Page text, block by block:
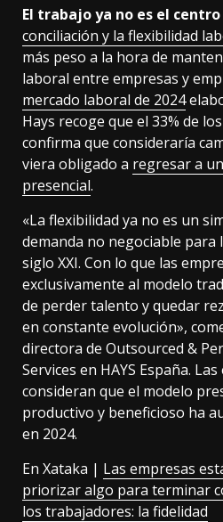
El trabajo ya no es el
conciliación y la flexibilidad
más peso a la hora de
laboral entre empresas y
mercado laboral de 2024
Hays recoge que el 33% de
confirma que consideraría
viera obligado a regresar a
presencial.
«La flexibilidad ya no es un
demanda no negociable para
siglo XXI. Con lo que las
exclusivamente al modelo
de perder talento y quedar
en constante evolución»,
directora de Outsourced &
Services en HAYS España.
consideran que el modelo
productivo y beneficioso ha
en 2024.
En Xataka | Las empresas
priorizar algo para terminar
los trabajadores: la fidelidad